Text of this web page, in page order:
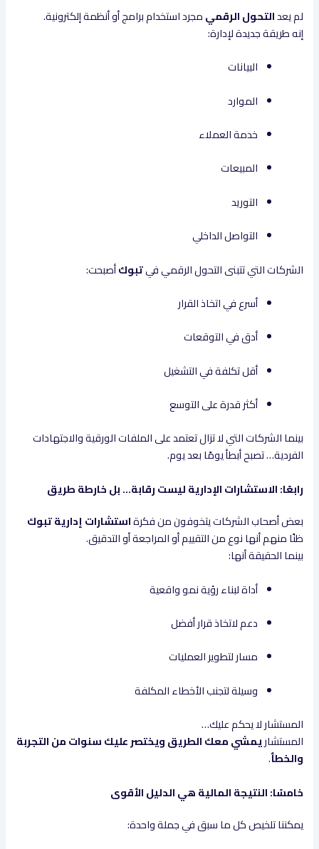
لم يعدالتحول الرقميمجرد استخدام برامج أو أنظمة إلكترونية.
إنه طريقة جديدة لإدارة:
البيانات
الموارد
خدمة العملاء
المبيعات
التوريد
التواصل الداخلي
الشركات التي تتبنى التحول الرقمي فيتبوكأصبحت:
أسرع في اتخاذ القرار
أدق في التوقعات
أقل تكلفة في التشغيل
أكثر قدرة على التوسع
بينما الشركات التي لا تزال تعتمد على الملفات الورقية والاجتهادات
الفردية… تصبح أبطأ يومًا بعد يوم.
رابعًا: الاستشارات الإدارية ليست رقابة… بل خارطة طريق
بعض أصحاب الشركات يتخوفون من فكرةاستشارات إدارية تبوك
ظنًا منهم أنها نوع من التقييم أو المراجعة أو التدقيق.
بينما الحقيقة أنها:
أداة لبناء رؤية نمو واقعية
دعم لاتخاذ قرار أفضل
مسار لتطوير العمليات
وسيلة لتجنب الأخطاء المكلفة
المستشار لا يحكم عليك…
المستشاريمشي معك الطريق ويختصر عليك سنوات من التجربة
والخطأ.
خامسًا: النتيجة المالية هي الدليل الأقوى
يمكننا تلخيص كل ما سبق في جملة واحدة: